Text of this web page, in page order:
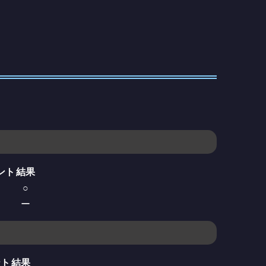
ト 結果
○
ー
結果